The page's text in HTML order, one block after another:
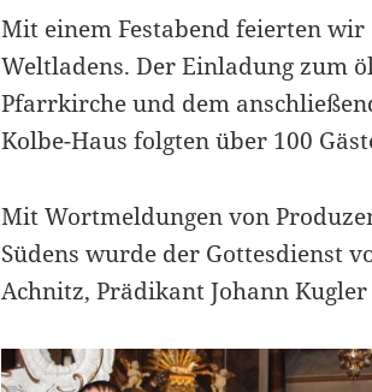
Mit einem Festabend feierten wir
Weltladens. Der Einladung zum
Pfarrkirche und dem
Kolbe-Haus folgten über 100
Mit Wortmeldungen von
Südens wurde der Gottesdienst
Achnitz, Prädikant Johann